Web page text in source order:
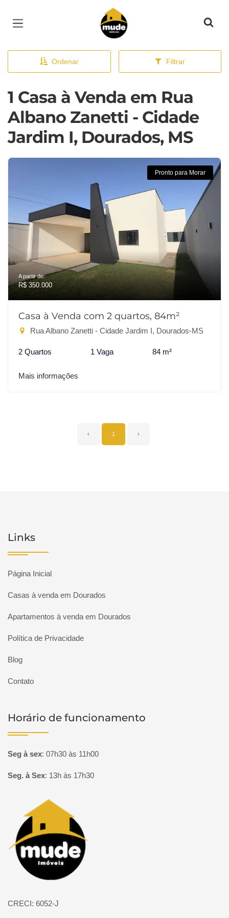
Página inicial
Ordenar Filtrar
1 Casa à Venda em Rua
Albano Zanetti - Cidade
Jardim I, Dourados, MS
Pronto para Morar
A partir de:
R$ 350.000
Casa à Venda com 2 quartos, 84m²
Rua Albano Zanetti - Cidade Jardim I, Dourados-MS
2 Quartos 1 Vaga 84 m²
Mais informações
‹ 1 ›
Links
Página Inicial
Casas à venda em Dourados
Apartamentos à venda em Dourados
Política de Privacidade
Blog
Contato
Horário de funcionamento
Seg à sex: 07h30 às 11h00
Seg. à Sex: 13h às 17h30
Página inicial
CRECI: 6052-J